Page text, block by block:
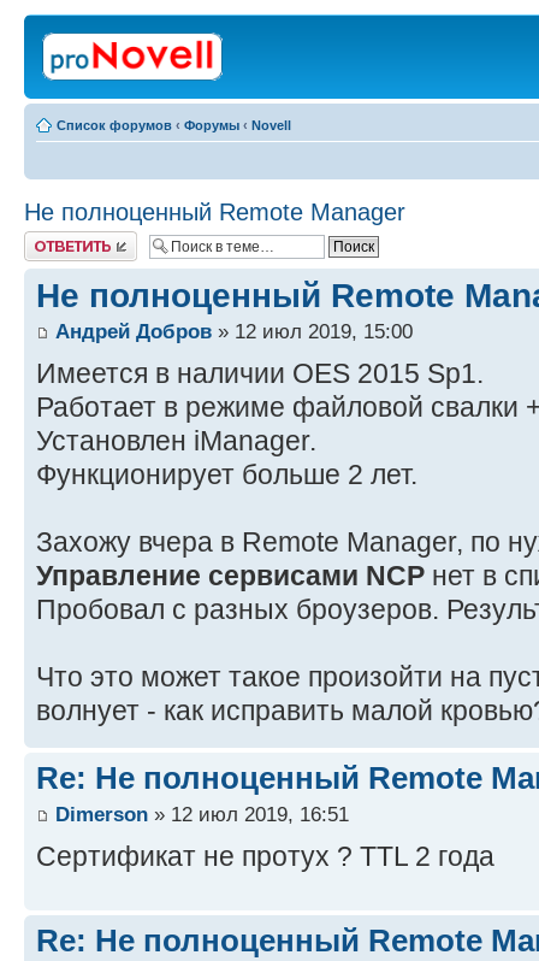
Список форумов ‹ Форумы ‹ Novell
Не полноценный Remote Manager
Ответить
Не полноценный Remote
Андрей Добров » 12 июл 2019, 15:00
Имеется в наличии OES 2015 Sp1.
Работает в режиме файловой свалки
Установлен iManager.
Функционирует больше 2 лет.
Захожу вчера в Remote Manager, по
Управление сервисами NCP нет в
Пробовал с разных броузеров.
Что это может такое произойти на
волнует - как исправить малой
Re: Не полноценный Remote
Dimerson » 12 июл 2019, 16:51
Сертификат не протух ? TTL 2 года
Re: Не полноценный Remote